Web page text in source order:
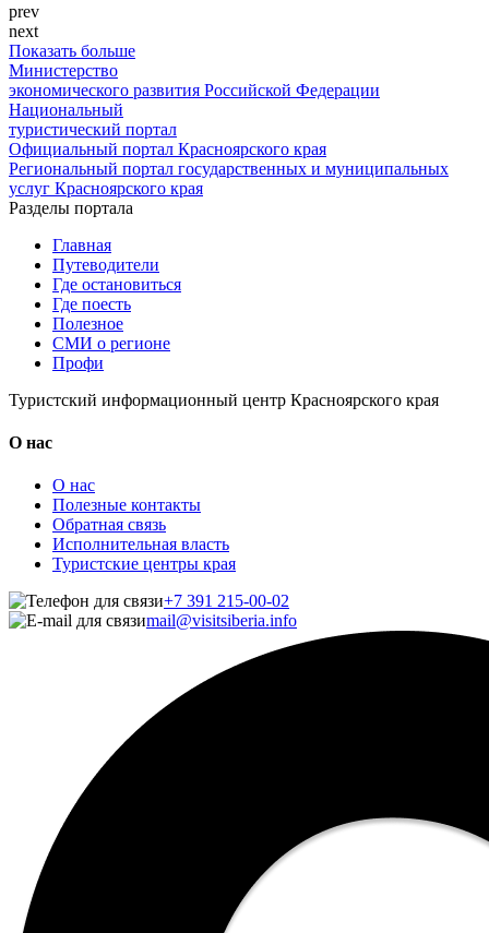
prev
next
Показать больше
Министерство
экономического развития Российской Федерации
Национальный
туристический портал
Официальный портал Красноярского края
Региональный портал государственных и муниципальных
услуг Красноярского края
Разделы портала
Главная
Путеводители
Где остановиться
Где поесть
Полезное
СМИ о регионе
Профи
Туристский информационный центр Красноярского края
О нас
О нас
Полезные контакты
Обратная связь
Исполнительная власть
Туристские центры края
+7 391 215-00-02
mail@visitsiberia.info